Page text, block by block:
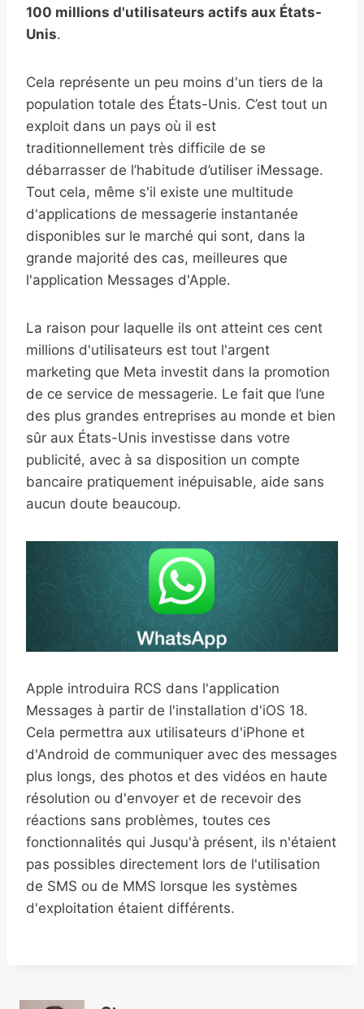
100 millions d'utilisateurs actifs aux États-
Unis.
Cela représente un peu moins d'un tiers de la
population totale des États-Unis. C’est tout un
exploit dans un pays où il est
traditionnellement très difficile de se
débarrasser de l’habitude d’utiliser iMessage.
Tout cela, même s'il existe une multitude
d'applications de messagerie instantanée
disponibles sur le marché qui sont, dans la
grande majorité des cas, meilleures que
l'application Messages d'Apple.
La raison pour laquelle ils ont atteint ces cent
millions d'utilisateurs est tout l'argent
marketing que Meta investit dans la promotion
de ce service de messagerie. Le fait que l’une
des plus grandes entreprises au monde et bien
sûr aux États-Unis investisse dans votre
publicité, avec à sa disposition un compte
bancaire pratiquement inépuisable, aide sans
aucun doute beaucoup.
Apple introduira RCS dans l'application
Messages à partir de l'installation d'iOS 18.
Cela permettra aux utilisateurs d'iPhone et
d'Android de communiquer avec des messages
plus longs, des photos et des vidéos en haute
résolution ou d'envoyer et de recevoir des
réactions sans problèmes, toutes ces
fonctionnalités qui Jusqu'à présent, ils n'étaient
pas possibles directement lors de l'utilisation
de SMS ou de MMS lorsque les systèmes
d'exploitation étaient différents.